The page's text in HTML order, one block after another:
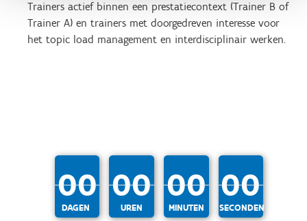
Trainers actief binnen een prestatiecontext (Trainer B of
Trainer A) en trainers met doorgedreven interesse voor
het topic load management en interdisciplinair werken.
00 00 00 00
DAGEN UREN MINUTEN SECONDEN